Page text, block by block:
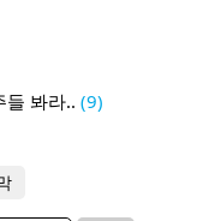
들 봐라.. (9)